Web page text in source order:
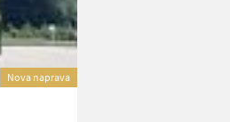
Nova naprava